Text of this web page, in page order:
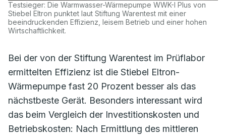
Testsieger: Die Warmwasser-Wärmepumpe WWK-I Plus von
Stiebel Eltron punktet laut Stiftung Warentest mit einer
beeindruckenden Effizienz, leisem Betrieb und einer hohen
Wirtschaftlichkeit.
Bei der von der Stiftung Warentest im Prüflabor
ermittelten Effizienz ist die Stiebel Eltron-
Wärmepumpe fast 20 Prozent besser als das
nächstbeste Gerät. Besonders interessant wird
das beim Vergleich der Investitionskosten und
Betriebskosten: Nach Ermittlung des mittleren